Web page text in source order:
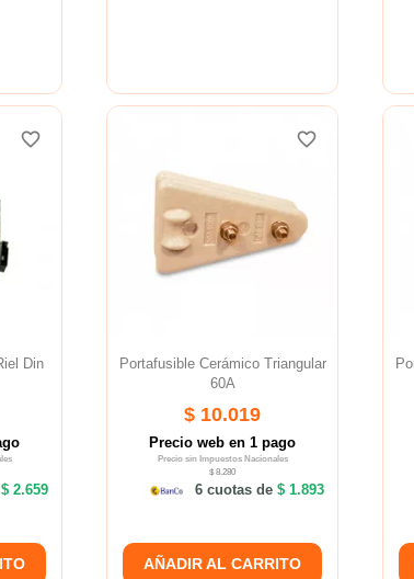
Din
$ 2.659
favorite_border
favorite_border
Portafusible Cerámico Triangular
60A
$ 10.019
Precio web en 1 pago
Precio sin Impuestos Nacionales
$ 8.280
6 cuotas de$ 1.893
AÑADIR AL CARRITO
favorite_border
favorite_border